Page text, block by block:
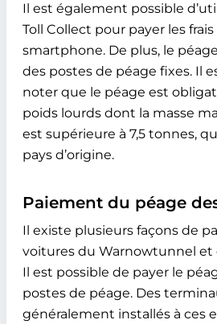
Il est également possible
Toll Collect pour payer les
smartphone. De plus, le
des postes de péage fixes. Il
noter que le péage est
poids lourds dont la masse
est supérieure à 7,5 tonnes,
pays d’origine.
Paiement du péage
Il existe plusieurs façons de
voitures du Warnowtunnel
Il est possible de payer le
postes de péage. Des
généralement installés à ces